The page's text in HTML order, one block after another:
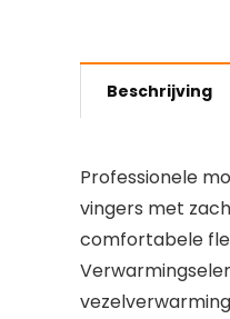
Beschrijving
Professionele
vingers met
comfortabele